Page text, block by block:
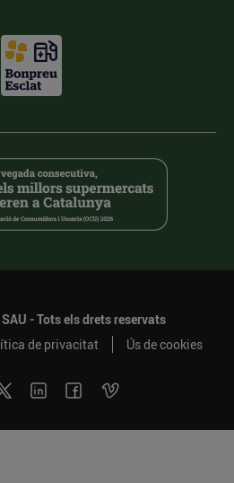
- Tots els drets reservats
de privacitat Ús de cookies